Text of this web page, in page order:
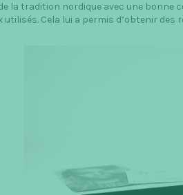
la tradition nordique avec une
Cela lui a permis d’obtenir